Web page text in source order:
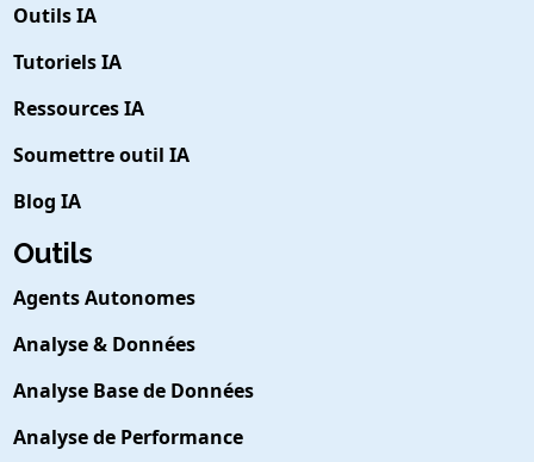
Outils IA
Tutoriels IA
Ressources IA
Soumettre outil IA
Blog IA
Outils
Agents Autonomes
Analyse & Données
Analyse Base de Données
Analyse de Performance